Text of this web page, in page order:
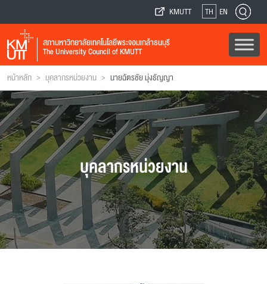
KMUTT TH EN
สภามหาวิทยาลัยเทคโนโลยีพระจอมเกล้าธนบุรี
The University Council of KMUTT
หน้าหลัก > บุคลากรหน่วยงาน > นายฉัตรชัย มุ่งธัญญา
บุคลากรหน่วยงาน